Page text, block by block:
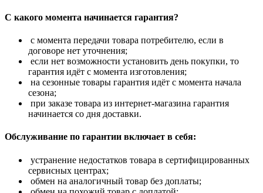
С какого момента начинается гарантия?
с момента передачи товара потребителю, если в
договоре нет уточнения;
если нет возможности установить день покупки, то
гарантия идёт с момента изготовления;
на сезонные товары гарантия идёт с момента начала
сезона;
при заказе товара из интернет-магазина гарантия
начинается со дня доставки.
Обслуживание по гарантии включает в себя:
устранение недостатков товара в сертифицированных
сервисных центрах;
обмен на аналогичный товар без доплаты;